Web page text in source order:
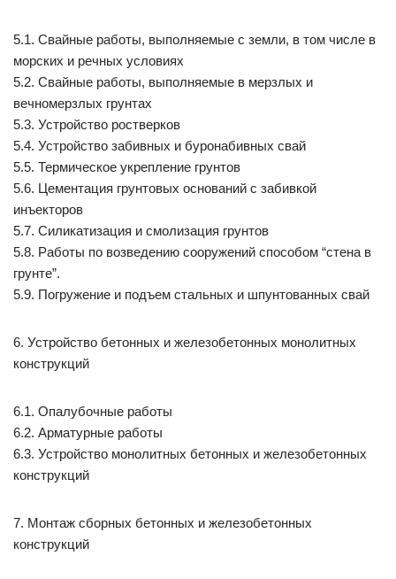
5.1. Свайные работы, выполняемые с земли, в том числе в
морских и речных условиях
5.2. Свайные работы, выполняемые в мерзлых и
вечномерзлых грунтах
5.3. Устройство ростверков
5.4. Устройство забивных и буронабивных свай
5.5. Термическое укрепление грунтов
5.6. Цементация грунтовых оснований с забивкой
инъекторов
5.7. Силикатизация и смолизация грунтов
5.8. Работы по возведению сооружений способом “стена в
грунте”.
5.9. Погружение и подъем стальных и шпунтованных свай
6. Устройство бетонных и железобетонных монолитных
конструкций
6.1. Опалубочные работы
6.2. Арматурные работы
6.3. Устройство монолитных бетонных и железобетонных
конструкций
7. Монтаж сборных бетонных и железобетонных
конструкций